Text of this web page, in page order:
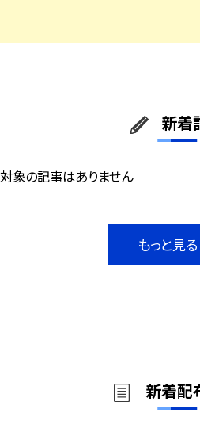
新着
対象の記事はありません
もっと見る
新着配